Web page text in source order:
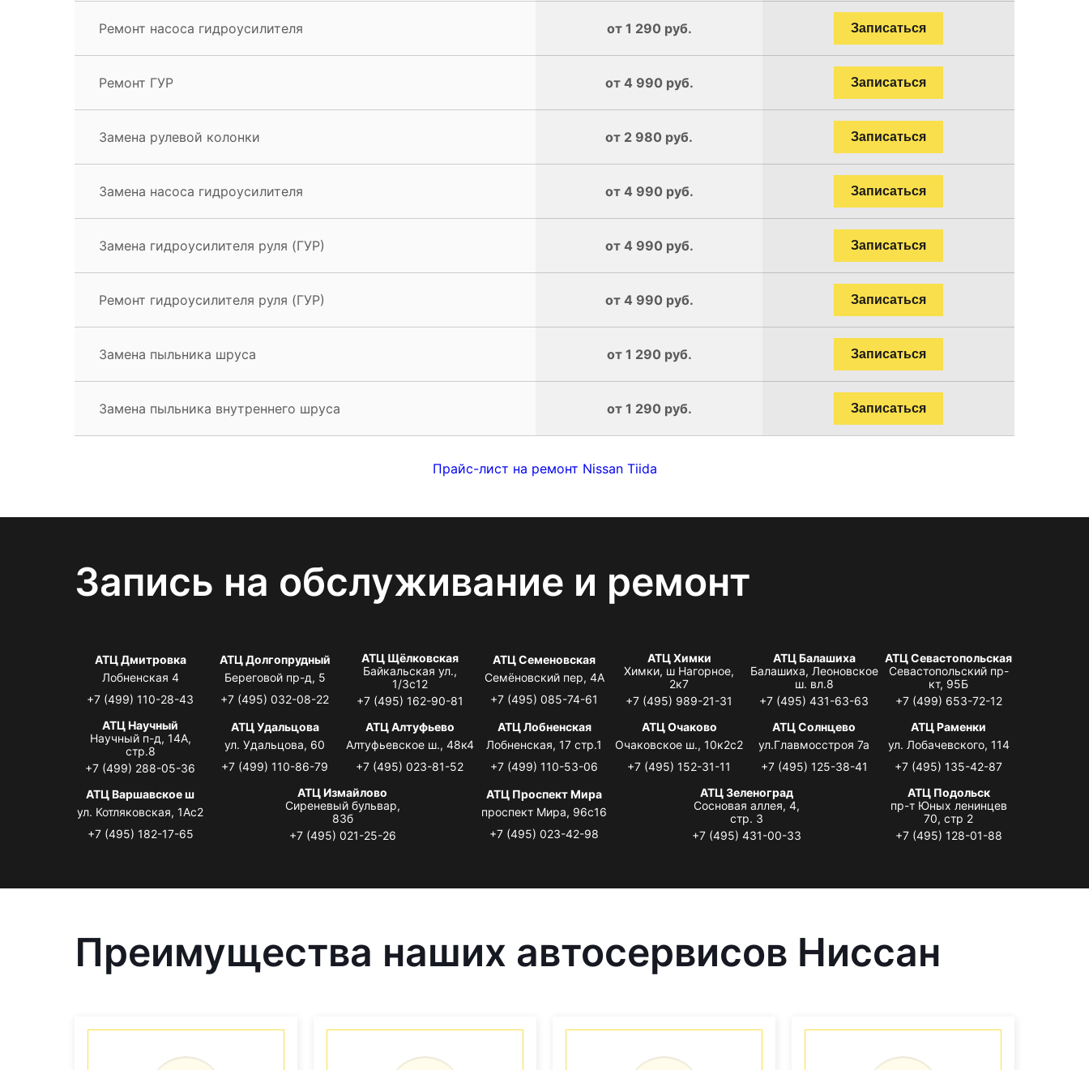
Ремонт насоса гидроусилителя от 1 290 руб. Записаться
Ремонт ГУР от 4 990 руб. Записаться
Замена рулевой колонки от 2 980 руб. Записаться
Замена насоса гидроусилителя от 4 990 руб. Записаться
Замена гидроусилителя руля (ГУР) от 4 990 руб. Записаться
Ремонт гидроусилителя руля (ГУР) от 4 990 руб. Записаться
Замена пыльника шруса от 1 290 руб. Записаться
Замена пыльника внутреннего шруса от 1 290 руб. Записаться
Прайс-лист на ремонт Nissan Tiida
Запись на обслуживание и ремонт
АТЦ Дмитровка
Лобненская 4
+7 (499) 110-28-43
АТЦ Долгопрудный
Береговой пр-д, 5
+7 (495) 032-08-22
АТЦ Щёлковская
Байкальская ул.,
1/3с12
+7 (495) 162-90-81
АТЦ Семеновская
Семёновский пер, 4А
+7 (495) 085-74-61
АТЦ Химки
Химки, ш Нагорное,
2к7
+7 (495) 989-21-31
АТЦ Балашиха
Балашиха, Леоновское
ш. вл.8
+7 (495) 431-63-63
АТЦ Севастопольская
Севастопольский пр-
кт, 95Б
+7 (499) 653-72-12
АТЦ Научный
Научный п-д, 14А,
стр.8
+7 (499) 288-05-36
АТЦ Удальцова
ул. Удальцова, 60
+7 (499) 110-86-79
АТЦ Алтуфьево
Алтуфьевское ш., 48к4
+7 (495) 023-81-52
АТЦ Лобненская
Лобненская, 17 стр.1
+7 (499) 110-53-06
АТЦ Очаково
Очаковское ш., 10к2с2
+7 (495) 152-31-11
АТЦ Солнцево
ул.Главмосстроя 7а
+7 (495) 125-38-41
АТЦ Раменки
ул. Лобачевского, 114
+7 (495) 135-42-87
АТЦ Варшавское ш
ул. Котляковская, 1Ас2
+7 (495) 182-17-65
АТЦ Измайлово
Сиреневый бульвар,
83б
+7 (495) 021-25-26
АТЦ Проспект Мира
проспект Мира, 96с16
+7 (495) 023-42-98
АТЦ Зеленоград
Сосновая аллея, 4,
стр. 3
+7 (495) 431-00-33
АТЦ Подольск
пр-т Юных ленинцев
70, стр 2
+7 (495) 128-01-88
Преимущества наших автосервисов Ниссан